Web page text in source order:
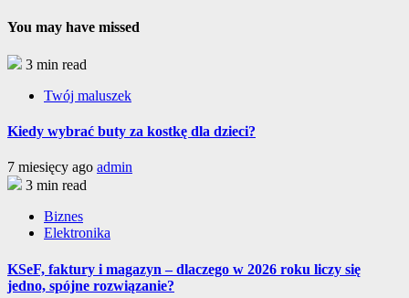
You may have missed
3 min read
Twój maluszek
Kiedy wybrać buty za kostkę dla dzieci?
7 miesięcy ago admin
3 min read
Biznes
Elektronika
KSeF, faktury i magazyn – dlaczego w 2026 roku liczy się
jedno, spójne rozwiązanie?